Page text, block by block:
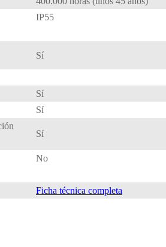
IP55
Sí
Sí
Sí
Sí
No
Ficha técnica completa